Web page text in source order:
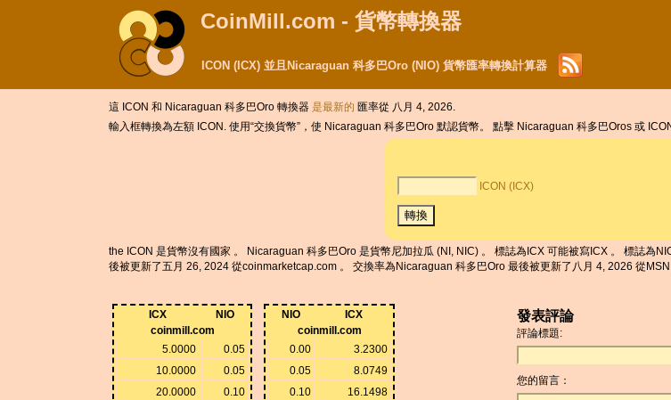
CoinMill.com - 貨幣轉換器
ICON (ICX) 並且Nicaraguan 科多巴Oro (NIO) 貨幣匯率轉換計算器
這 ICON 和 Nicaraguan 科多巴Oro 轉換器 是最新的 匯率從 八月 4, 2026.
輸入框轉換為左額 ICON. 使用“交換貨幣”，使 Nicaraguan 科多巴Oro 默認貨幣。 點擊 Nicaraguan 科多巴Oros 或
ICON (ICX)
the ICON 是貨幣沒有國家 。 Nicaraguan 科多巴Oro 是貨幣尼加拉瓜 (NI, NIC) 。 標誌為ICX 可能被寫ICX 。 標誌為
後被更新了五月 26, 2024 從coinmarketcap.com 。 交換率為Nicaraguan 科多巴Oro 最後被更新了八月 4, 2026 從MSN
ICX
NIO
coinmill.com
5.0000
0.05
10.0000
0.05
20.0000
0.10
NIO
ICX
coinmill.com
0.00
3.2300
0.05
8.0749
0.10
16.1498
發表評論
評論標題:
您的留言：